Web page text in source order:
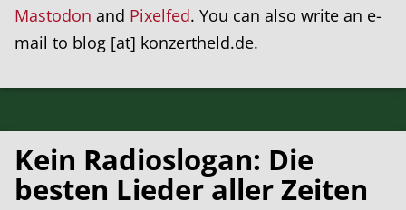
Mastodon and Pixelfed. You can also write an e-
mail to blog [at] konzertheld.de.
Kein Radioslogan: Die
besten Lieder aller Zeiten